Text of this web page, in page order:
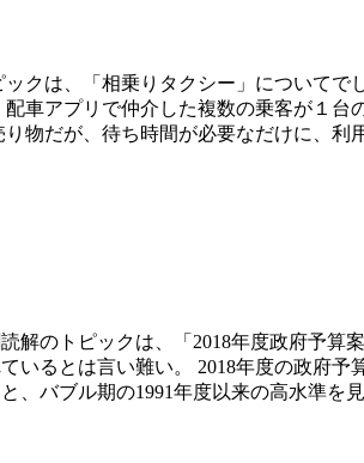
は、「相乗りタクシー」についてで
車アプリで仲介した複数の乗客が１
物だが、待ち時間が必要なだけに、
のトピックは、「2018年度政府予
るとは言い難い。 2018年度の政府予
、バブル期の1991年度以来の高水準を